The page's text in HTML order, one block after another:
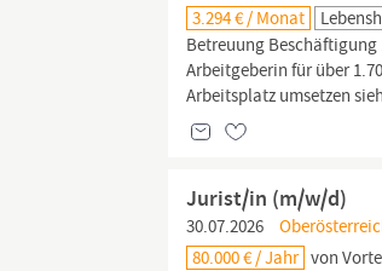
3.294 € / Monat
Betreuung Beschäftigung
Arbeitgeberin für über
Arbeitsplatz umsetzen
Jurist/in (m/w/d)
30.07.2026
80.000 € / Jahr von